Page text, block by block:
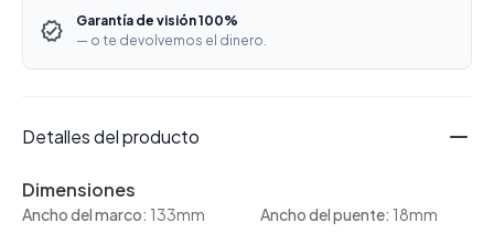
Garantía de visión 100%
— o te devolvemos el dinero.
Detalles del producto
Dimensiones
Ancho del marco: 133mm Ancho del puente: 18mm